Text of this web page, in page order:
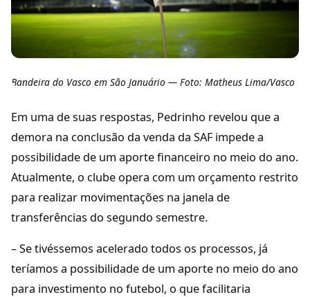
Bandeira do Vasco em São Januário — Foto: Matheus Lima/Vasco
Em uma de suas respostas, Pedrinho revelou que a
demora na conclusão da venda da SAF impede a
possibilidade de um aporte financeiro no meio do ano.
Atualmente, o clube opera com um orçamento restrito
para realizar movimentações na janela de
transferências do segundo semestre.
– Se tivéssemos acelerado todos os processos, já
teríamos a possibilidade de um aporte no meio do ano
para investimento no futebol, o que facilitaria